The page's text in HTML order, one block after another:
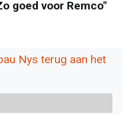
goed voor Remco"
Nys terug aan het